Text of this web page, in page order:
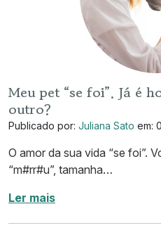
Meu pet “se foi”. Já é
outro?
Publicado por: Juliana Sato em:
O amor da sua vida “se foi”.
“m#rr#u”, tamanha…
Ler mais